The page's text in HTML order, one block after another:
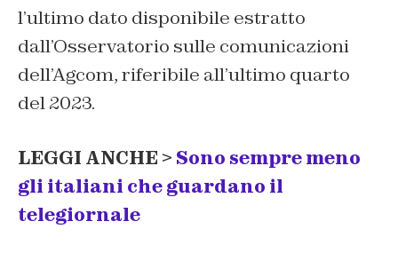
l’ultimo dato disponibile estratto
dall’Osservatorio sulle comunicazioni
dell’Agcom, riferibile all’ultimo quarto
del 2023.
LEGGI ANCHE > Sono sempre meno
gli italiani che guardano il
telegiornale